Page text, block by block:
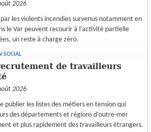
2026
les violents incendies survenus notamment en
le Var peuvent recourir à l'activité partielle
un reste à charge zéro.
SOCIAL
de travailleurs
2026
publier les listes des métiers en tension qui
des départements et régions d'outre-mer
et plus rapidement des travailleurs étrangers.